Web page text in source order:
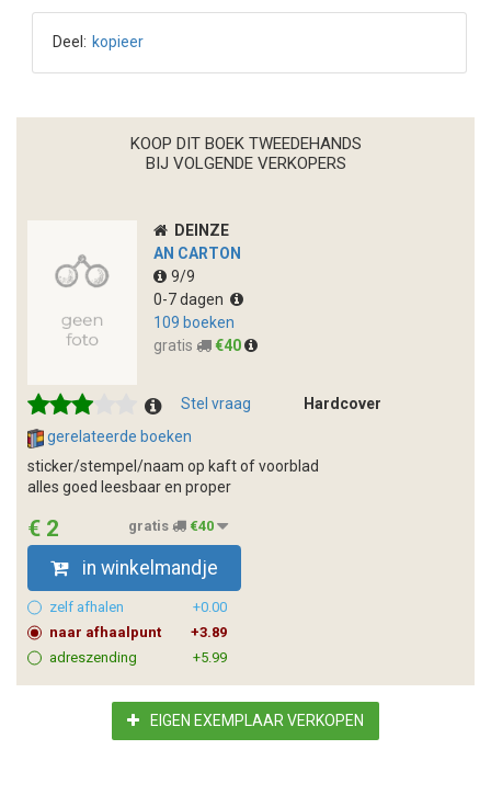
Deel: kopieer
KOOP DIT BOEK TWEEDEHANDS
BIJ VOLGENDE VERKOPERS
DEINZE
AN CARTON
9/9
0-7 dagen
109 boeken
gratis
€40
Stel vraag
Hardcover
gerelateerde boeken
sticker/stempel/naam op kaft of voorblad
alles goed leesbaar en proper
€ 2 gratis €40
in winkelmandje
zelf afhalen
+0.00
naar afhaalpunt
+3.89
adreszending
+5.99
EIGEN EXEMPLAAR VERKOPEN